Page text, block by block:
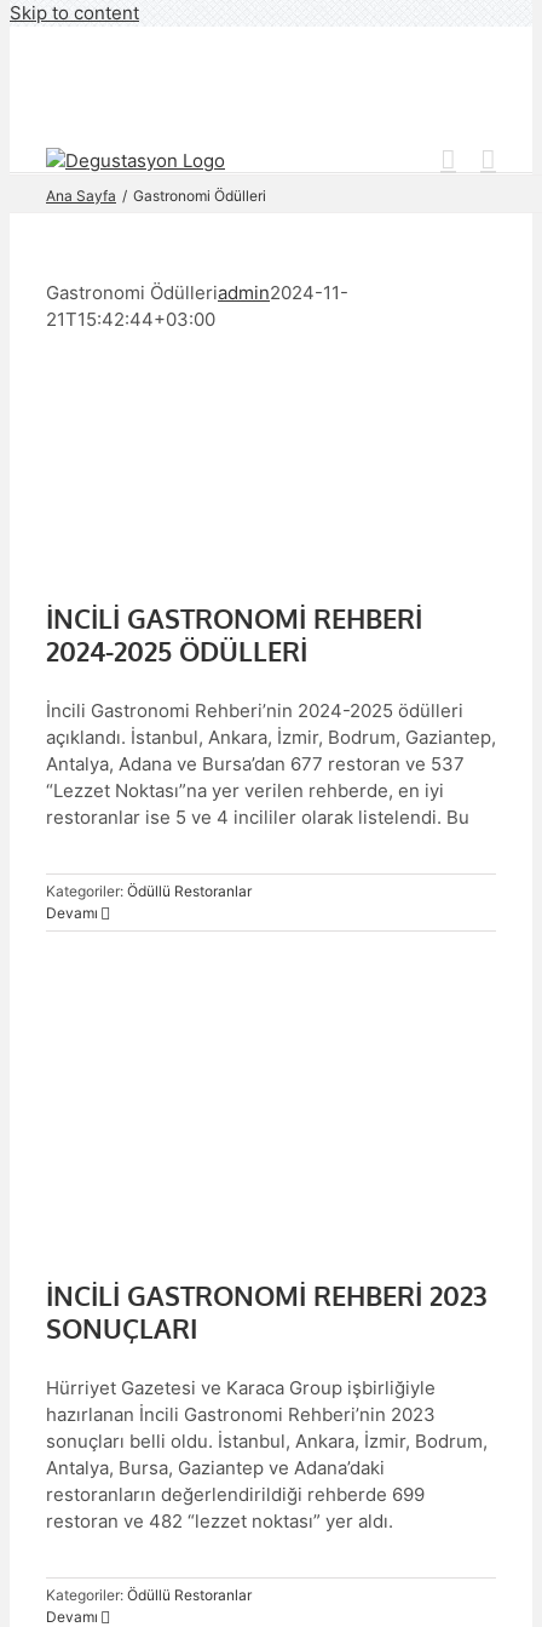
Skip to content
Ana Sayfa Gastronomi Ödülleri
Gastronomi Ödülleriadmin2024-11-
21T15:42:44+03:00
İNCİLİ GASTRONOMİ REHBERİ
2024-2025 ÖDÜLLERİ
İncili Gastronomi Rehberi’nin 2024-2025 ödülleri
açıklandı. İstanbul, Ankara, İzmir, Bodrum, Gaziantep,
Antalya, Adana ve Bursa’dan 677 restoran ve 537
“Lezzet Noktası”na yer verilen rehberde, en iyi
restoranlar ise 5 ve 4 incililer olarak listelendi. Bu
Kategoriler: Ödüllü Restoranlar
Devamı
İNCİLİ GASTRONOMİ REHBERİ 2023
SONUÇLARI
Hürriyet Gazetesi ve Karaca Group işbirliğiyle
hazırlanan İncili Gastronomi Rehberi’nin 2023
sonuçları belli oldu. İstanbul, Ankara, İzmir, Bodrum,
Antalya, Bursa, Gaziantep ve Adana’daki
restoranların değerlendirildiği rehberde 699
restoran ve 482 “lezzet noktası” yer aldı.
Kategoriler: Ödüllü Restoranlar
Devamı